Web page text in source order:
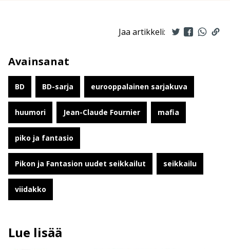
Jaa artikkeli:
Avainsanat
BD BD-sarja eurooppalainen sarjakuva
huumori Jean-Claude Fournier mafia
piko ja fantasio
Pikon ja Fantasion uudet seikkailut seikkailu
viidakko
Lue lisää